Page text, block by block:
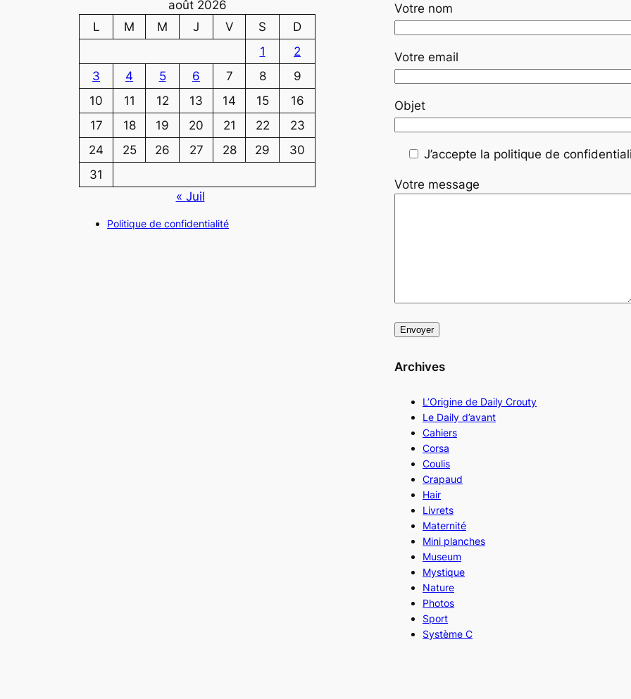
août 2026
L
M M J V S
D
1
2
3
4 5 6 7 8
9
10
11 12 13 14 15
16
17
18 19 20 21 22
23
24
25 26 27 28 29
30
31
« Juil
Politique de confidentialité
Votre nom
Votre email
Objet
J’accepte la politique de
Votre message
Archives
L’Origine de Daily Crouty
Le Daily d’avant
Cahiers
Corsa
Coulis
Crapaud
Hair
Livrets
Maternité
Mini planches
Museum
Mystique
Nature
Photos
Sport
Système C